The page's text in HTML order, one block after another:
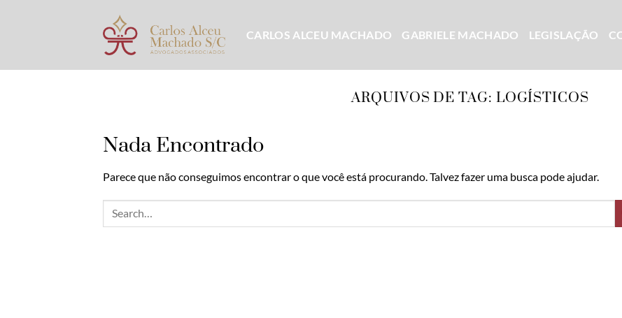
CARLOS ALCEU MACHADO GABRIELE MACHADO LEGISLAÇÃO
ARQUIVOS DE TAG: LOGÍSTICOS
Nada Encontrado
Parece que não conseguimos encontrar o que você está procurando. Talvez fazer uma busca pode ajudar.